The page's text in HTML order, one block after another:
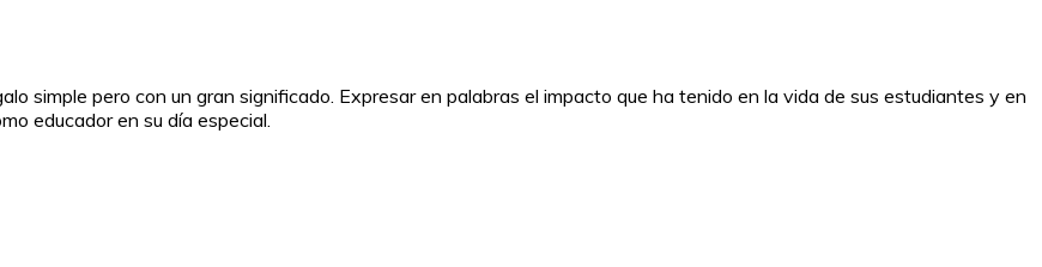
simple pero con un gran significado. Expresar en palabras el impacto que ha tenido en la vida de sus estudiantes y en
educador en su día especial.